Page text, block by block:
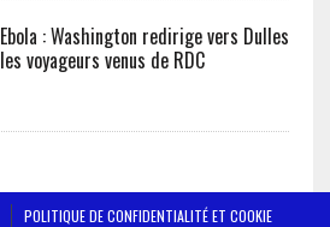
Ebola : Washington redirige vers Dulles
les voyageurs venus de RDC
POLITIQUE DE CONFIDENTIALITÉ ET COOKIE